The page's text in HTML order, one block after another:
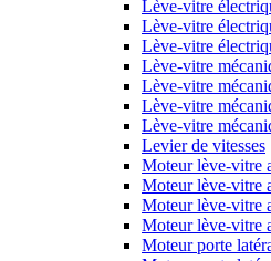
Lève-vitre
Lève-vitre
Lève-vitre
Lève-vitre
Lève-vitre
Lève-vitre
Lève-vitre
Levier de vitesses
Moteur lève-vitre
Moteur lève-vitre
Moteur lève-vitre
Moteur lève-vitre
Moteur porte